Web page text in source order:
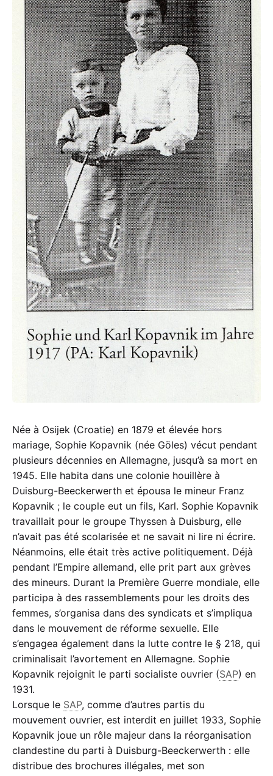
Née à Osijek (Croatie) en 1879 et élevée hors
mariage, Sophie Kopavnik (née Göles) vécut pendant
plusieurs décennies en Allemagne, jusqu’à sa mort en
1945. Elle habita dans une colonie houillère à
Duisburg-Beeckerwerth et épousa le mineur Franz
Kopavnik ; le couple eut un fils, Karl. Sophie Kopavnik
travaillait pour le groupe Thyssen à Duisburg, elle
n’avait pas été scolarisée et ne savait ni lire ni écrire.
Néanmoins, elle était très active politiquement. Déjà
pendant l’Empire allemand, elle prit part aux grèves
des mineurs. Durant la Première Guerre mondiale, elle
participa à des rassemblements pour les droits des
femmes, s’organisa dans des syndicats et s’impliqua
dans le mouvement de réforme sexuelle. Elle
s’engagea également dans la lutte contre le § 218, qui
criminalisait l’avortement en Allemagne. Sophie
Kopavnik rejoignit le parti socialiste ouvrier (SAP) en
1931.
Lorsque le SAP, comme d’autres partis du
mouvement ouvrier, est interdit en juillet 1933, Sophie
Kopavnik joue un rôle majeur dans la réorganisation
clandestine du parti à Duisburg-Beeckerwerth : elle
distribue des brochures illégales, met son